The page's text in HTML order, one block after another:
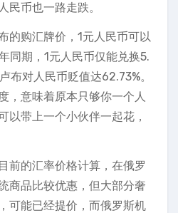
民币也一路走跌。
的购汇牌价，1元人民币可以
同期，1元人民币仅能兑换5.
布对人民币贬值达62.73%。
，意味着原本只够你一个人
以带上一个小伙伴一起花，
前的汇率价格计算，在俄罗
商品比较优惠，但大部分奢
可能已经提价，而俄罗斯机